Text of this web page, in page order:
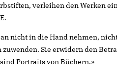
verleihen den Werken
nicht in die Hand nehmen,
Sie erwidern den
Portraits von Büchern.»